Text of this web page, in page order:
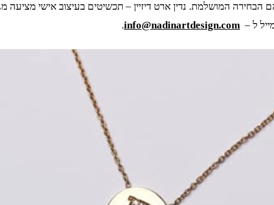
המושלמת. נדין ארט דיזיין – תכשיטים בעיצוב אישי מציעה
info@nadinartdesign.com
.